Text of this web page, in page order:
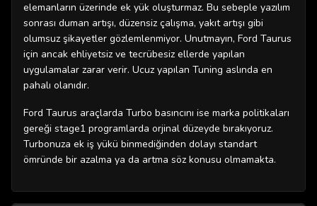
elemanların üzerinde ek yük oluşturmaz. Bu sebeple yazılım
sonrası duman artışı, düzensiz çalışma, yakıt artışı gibi
olumsuz şikayetler gözlemlenmiyor. Unutmayın, Ford Taurus
için ancak ehliyetsiz ve tecrübesiz ellerde yapılan
uygulamalar zarar verir. Ucuz yapılan Tuning aslında en
pahalı olanıdır.
Ford Taurus araçlarda Turbo basıncını ise marka politikaları
gereği stage1 programlarda orjinal düzeyde bırakıyoruz.
Turbonuza ek iş yükü binmediğinden dolayı standart
ömründe bir azalma ya da artma söz konusu olmamakta.